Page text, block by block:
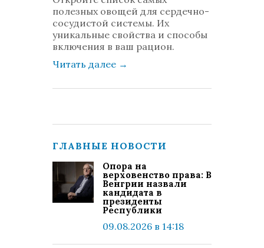
комментариев: 0
полезных овощей для сердечно-
сосудистой системы. Их
уникальные свойства и способы
включения в ваш рацион.
Читать далее →
ГЛАВНЫЕ НОВОСТИ
Опора на
верховенство права: В
Венгрии назвали
кандидата в
президенты
Республики
09.08.2026 в 14:18